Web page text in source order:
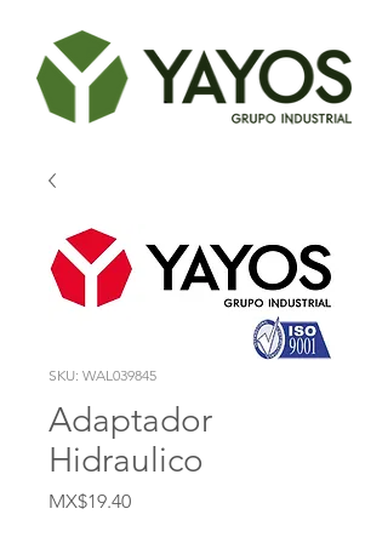
SKU: WAL039845
Adaptador
Hidraulico
MX$19.40Price